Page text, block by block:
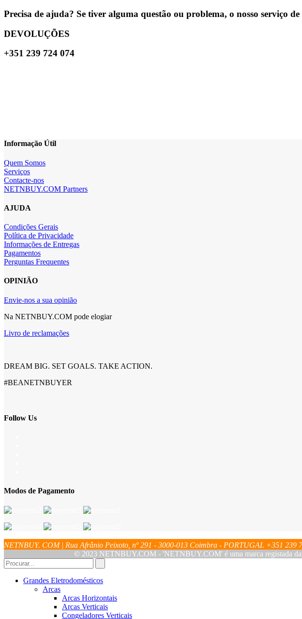
Precisa de ajuda? Se tiver alguma questão ou problema, o nosso serviço
DEVOLUÇÕES
+351 239 724 074
Informação Útil
Quem Somos
Serviços
Contacte-nos
NETNBUY.COM Partners
AJUDA
Condições Gerais
Política de Privacidade
Informações de Entregas
Pagamentos
Perguntas Frequentes
OPINIÃO
Envie-nos a sua opinião
Na NETNBUY.COM pode elogiar
Livro de reclamações
DREAM BIG. SET GOALS. TAKE ACTION.
#BEANETNBUYER
Follow Us
Modos de Pagamento
NETNBUY. COM | Rua Afrânio Peixoto, nº 291 - 3000-013 Coimbra - PORTUGAL +351 239
© 2023 NETNBUY.COM - 'NETNBUY.COM' é uma marca registada
Grandes Eletrodomésticos
Arcas
Arcas Horizontais
Arcas Verticais
Congeladores Verticais